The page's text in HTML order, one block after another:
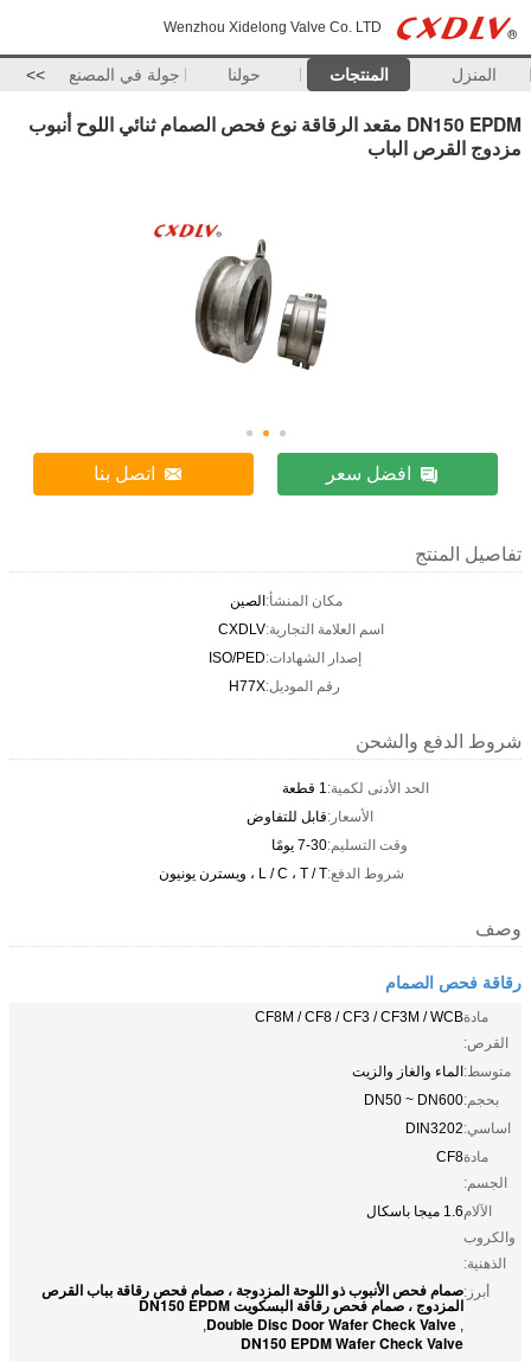
Wenzhou Xidelong Valve Co. LTD
المنزل المنتجات حولنا جولة في المصنع >>
DN150 EPDM مقعد الرقاقة نوع فحص الصمام ثنائي اللوح أنبوب
مزدوج القرص الباب
افضل سعر اتصل بنا
تفاصيل المنتج
مكان المنشأ:الصين
اسم العلامة التجارية:CXDLV
إصدار الشهادات:ISO/PED
رقم الموديل:H77X
شروط الدفع والشحن
الحد الأدنى لكمية:1 قطعة
الأسعار:قابل للتفاوض
وقت التسليم:7-30 يومًا
شروط الدفع:L / C ، T / T ، ويسترن يونيون
وصف
رقاقة فحص الصمام
مادة
القرص:
CF8M / CF8 / CF3 / CF3M / WCB
متوسط:الماء والغاز والزيت
بحجم:DN50 ~ DN600
اساسي:DIN3202
مادة
الجسم:
CF8
الآلام
والكروب
الذهنية:
1.6 ميجا باسكال
أبرز:صمام فحص الأنبوب ذو اللوحة المزدوجة ، صمام فحص رقاقة بباب القرص
المزدوج ، صمام فحص رقاقة البسكويت DN150 EPDM
,
Double Disc Door Wafer Check Valve
,
DN150 EPDM Wafer Check Valve